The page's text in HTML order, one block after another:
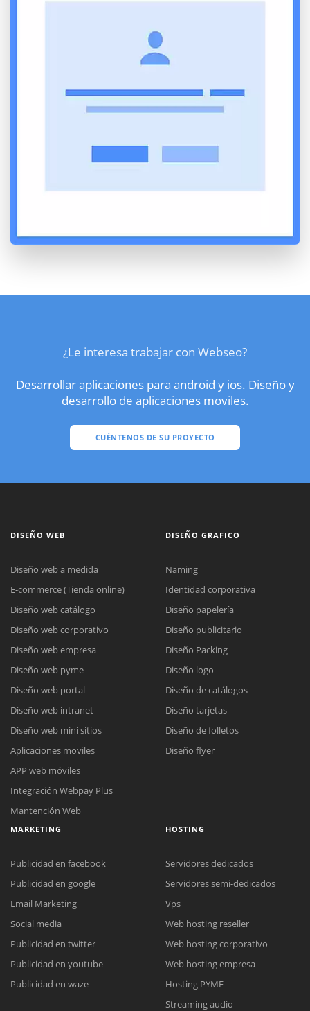
¿Le interesa trabajar con Webseo?
Desarrollar aplicaciones para android y ios. Diseño y
desarrollo de aplicaciones moviles.
CUÉNTENOS DE SU PROYECTO
Reunión online
Nuestros ejecutivos le enviarán un correo electrónico con el enlace a
Meet para la reunión online.
Cotización
Todos nuestros ejecutivos están fuera de línea. Complete el formulario
DISEÑO WEB
Diseño web a medida
E-commerce (Tienda online)
Diseño web catálogo
Diseño web corporativo
Diseño web empresa
Diseño web pyme
Diseño web portal
Diseño web intranet
Diseño web mini sitios
Aplicaciones moviles
APP web móviles
Integración Webpay Plus
Mantención Web
DISEÑO GRAFICO
Naming
Identidad corporativa
Diseño papelería
Diseño publicitario
Diseño Packing
Diseño logo
Diseño de catálogos
Diseño tarjetas
Diseño de folletos
Diseño flyer
MARKETING
Publicidad en facebook
Publicidad en google
Email Marketing
Social media
Publicidad en twitter
Publicidad en youtube
Publicidad en waze
HOSTING
Servidores dedicados
Servidores semi-dedicados
Vps
Web hosting reseller
Web hosting corporativo
Web hosting empresa
Hosting PYME
Streaming audio